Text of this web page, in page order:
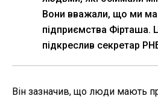
Вони вважали, що ми
підприємства Фірташа.
підкреслив секретар
Він зазначив, що люди мають